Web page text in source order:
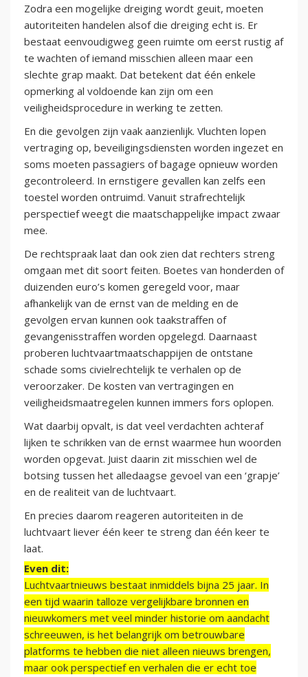
Zodra een mogelijke dreiging wordt geuit, moeten
autoriteiten handelen alsof die dreiging echt is. Er
bestaat eenvoudigweg geen ruimte om eerst rustig af
te wachten of iemand misschien alleen maar een
slechte grap maakt. Dat betekent dat één enkele
opmerking al voldoende kan zijn om een
veiligheidsprocedure in werking te zetten.
En die gevolgen zijn vaak aanzienlijk. Vluchten lopen
vertraging op, beveiligingsdiensten worden ingezet en
soms moeten passagiers of bagage opnieuw worden
gecontroleerd. In ernstigere gevallen kan zelfs een
toestel worden ontruimd. Vanuit strafrechtelijk
perspectief weegt die maatschappelijke impact zwaar
mee.
De rechtspraak laat dan ook zien dat rechters streng
omgaan met dit soort feiten. Boetes van honderden of
duizenden euro’s komen geregeld voor, maar
afhankelijk van de ernst van de melding en de
gevolgen ervan kunnen ook taakstraffen of
gevangenisstraffen worden opgelegd. Daarnaast
proberen luchtvaartmaatschappijen de ontstane
schade soms civielrechtelijk te verhalen op de
veroorzaker. De kosten van vertragingen en
veiligheidsmaatregelen kunnen immers fors oplopen.
Wat daarbij opvalt, is dat veel verdachten achteraf
lijken te schrikken van de ernst waarmee hun woorden
worden opgevat. Juist daarin zit misschien wel de
botsing tussen het alledaagse gevoel van een ‘grapje’
en de realiteit van de luchtvaart.
En precies daarom reageren autoriteiten in de
luchtvaart liever één keer te streng dan één keer te
laat.
Even dit:
Luchtvaartnieuws bestaat inmiddels bijna 25 jaar. In
een tijd waarin talloze vergelijkbare bronnen en
nieuwkomers met veel minder historie om aandacht
schreeuwen, is het belangrijk om betrouwbare
platforms te hebben die niet alleen nieuws brengen,
maar ook perspectief en verhalen die er echt toe